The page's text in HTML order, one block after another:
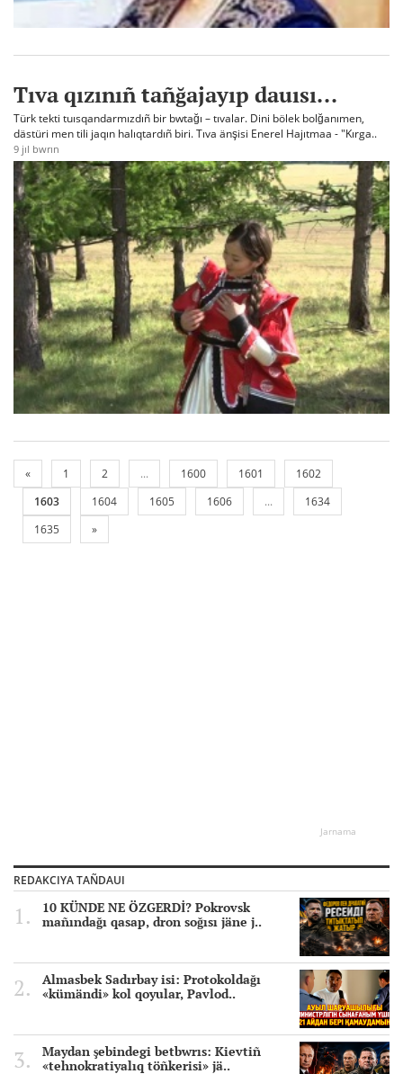
Tıva qızınıñ tañğajayıp dauısı...
Türk tekti tuısqandarmızdıñ bir bwtağı – tıvalar. Dini bölek bolğanımen,
dästüri men tili jaqın halıqtardıñ biri. Tıva änşisi Enerel Hajıtmaa - "Kırga..
9 jıl bwrın
« 1 2 ... 1600 1601
1602
1603
1604 1605 1606 ...
1634
1635
»
Jarnama
REDAKCIYA TAÑDAUI
10 KÜNDE NE ÖZGERDİ? Pokrovsk
mañındağı qasap, dron soğısı jäne j..
Almasbek Sadırbay isi: Protokoldağı
«kümändi» kol qoyular, Pavlod..
Maydan şebindegi betbwrıs: Kievtiñ
«tehnokratiyalıq töñkerisi» jä..